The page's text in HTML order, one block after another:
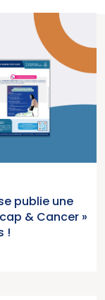
publie une
& Cancer »
!